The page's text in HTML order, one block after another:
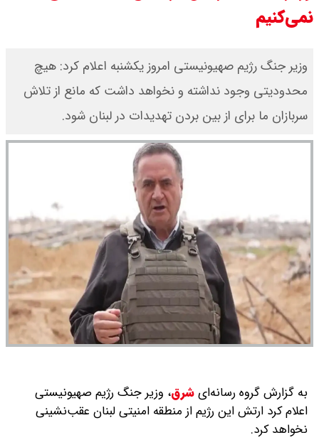
درصد افزایش می دهند
رهبر انقلاب با مسعود پزشکیان دیدار
کرد / درباره مشکلات کشور و تعامل
اقتصادی با طرفهای خارجی گفتگو شد
نمی‌کنیم
وزیر جنگ رژیم صهیونیستی امروز یکشنبه اعلام کرد: هیچ
محدودیتی وجود نداشته و نخواهد داشت که مانع از تلاش
سربازان ما برای از بین بردن تهدیدات در لبنان شود.
به گزارش گروه رسانه‌ایشرق، وزیر جنگ رژیم صهیونیستی
اعلام کرد ارتش این رژیم از منطقه امنیتی لبنان عقب‌نشینی
نخواهد کرد.